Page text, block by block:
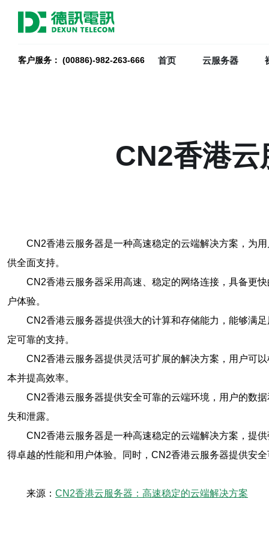
客户服务： (00886)-982-263-666 首页 云服务器
CN2香港
CN2香港云服务器是一种高速稳定的云端解决方案，为
供全面支持。
CN2香港云服务器采用高速、稳定的网络连接，具备更
户体验。
CN2香港云服务器提供强大的计算和存储能力，能够满
定可靠的支持。
CN2香港云服务器提供灵活可扩展的解决方案，用户可
本并提高效率。
CN2香港云服务器提供安全可靠的云端环境，用户的数
失和泄露。
CN2香港云服务器是一种高速稳定的云端解决方案，提
得卓越的性能和用户体验。同时，CN2香港云服务器提供安
来源： CN2香港云服务器：高速稳定的云端解决方案